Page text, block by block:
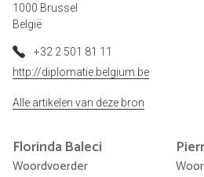
1000 Brussel
België
+32 2 501 81 11
http://diplomatie.belgium.be
Alle artikelen van deze bron
Florinda Baleci
Woordvoerder